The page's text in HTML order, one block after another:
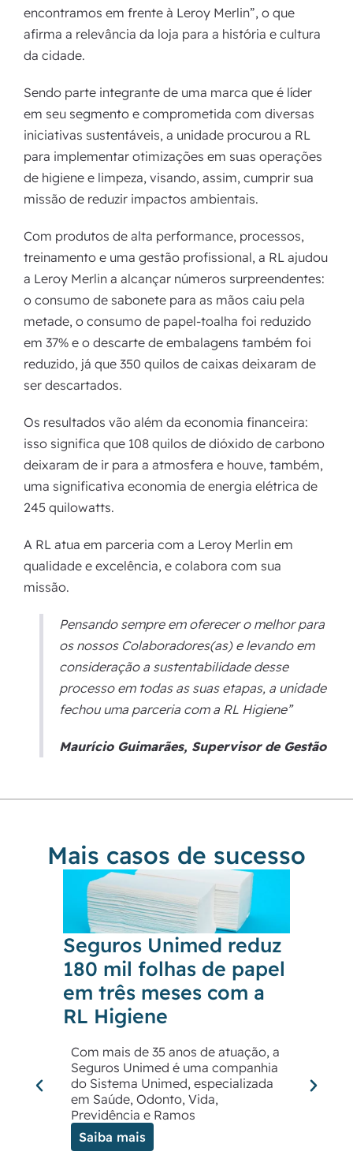
encontramos em frente à Leroy Merlin”, o que
afirma a relevância da loja para a história e cultura
da cidade.
Sendo parte integrante de uma marca que é líder
em seu segmento e comprometida com diversas
iniciativas sustentáveis, a unidade procurou a RL
para implementar otimizações em suas operações
de higiene e limpeza, visando, assim, cumprir sua
missão de reduzir impactos ambientais.
Com produtos de alta performance, processos,
treinamento e uma gestão profissional, a RL ajudou
a Leroy Merlin a alcançar números surpreendentes:
o consumo de sabonete para as mãos caiu pela
metade, o consumo de papel-toalha foi reduzido
em 37% e o descarte de embalagens também foi
reduzido, já que 350 quilos de caixas deixaram de
ser descartados.
Os resultados vão além da economia financeira:
isso significa que 108 quilos de dióxido de carbono
deixaram de ir para a atmosfera e houve, também,
uma significativa economia de energia elétrica de
245 quilowatts.
A RL atua em parceria com a Leroy Merlin em
qualidade e excelência, e colabora com sua
missão.
Pensando sempre em oferecer o melhor para
os nossos Colaboradores(as) e levando em
consideração a sustentabilidade desse
processo em todas as suas etapas, a unidade
fechou uma parceria com a RL Higiene”
Maurício Guimarães, Supervisor de Gestão
Mais casos de sucesso
Seguros Unimed reduz
180 mil folhas de papel
em três meses com a
RL Higiene
Com mais de 35 anos de atuação, a
Seguros Unimed é uma companhia
do Sistema Unimed, especializada
em Saúde, Odonto, Vida,
Previdência e Ramos
Saiba mais